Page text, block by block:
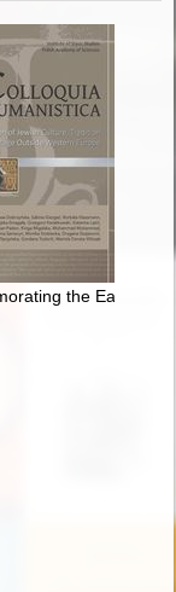
jeszcze pamiętam
the Eastern